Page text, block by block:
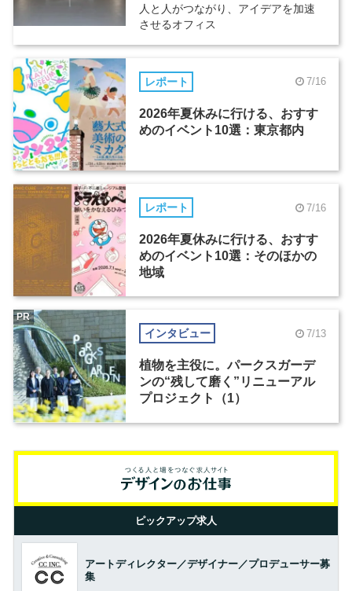
人と人がつながり、アイデアを加速
させるオフィス
レポート 7/16
2026年夏休みに行ける、おすす
めのイベント10選：東京都内
レポート 7/16
2026年夏休みに行ける、おすす
めのイベント10選：そのほかの
地域
インタビュー 7/13
植物を主役に。パークスガーデ
ンの“残して磨く”リニューアル
プロジェクト（1）
PR
ピックアップ求人
アートディレクター／デザイナー／プロデューサー募
集